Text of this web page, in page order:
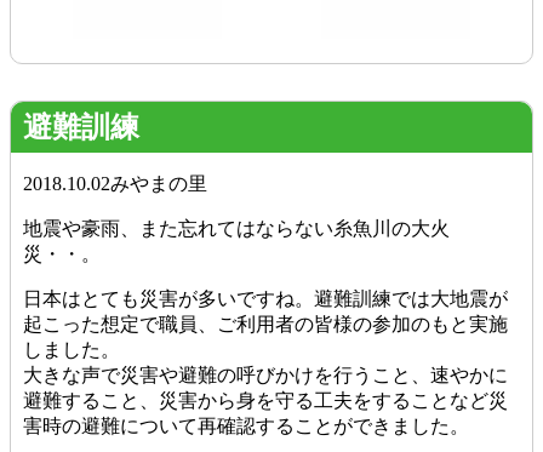
避難訓練
2018.10.02みやまの里
地震や豪雨、また忘れてはならない糸魚川の大火
災・・。
日本はとても災害が多いですね。避難訓練では大地震が
起こった想定で職員、ご利用者の皆様の参加のもと実施
しました。
大きな声で災害や避難の呼びかけを行うこと、速やかに
避難すること、災害から身を守る工夫をすることなど災
害時の避難について再確認することができました。